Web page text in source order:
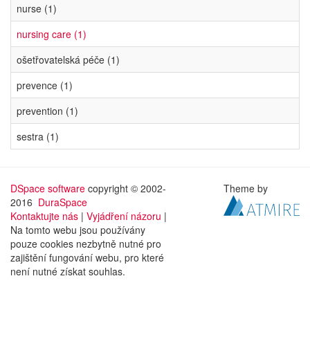
nurse (1)
nursing care (1)
ošetřovatelská péče (1)
prevence (1)
prevention (1)
sestra (1)
DSpace software copyright © 2002-
2016 DuraSpace
Kontaktujte nás | Vyjádření názoru |
Na tomto webu jsou používány
pouze cookies nezbytně nutné pro
zajištění fungování webu, pro které
není nutné získat souhlas.
Theme by